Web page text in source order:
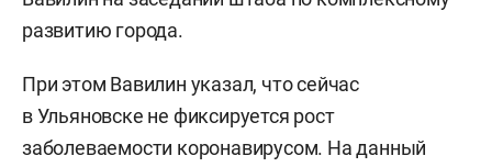
развитию города.
При этом Вавилин указал, что сейчас
в Ульяновске не фиксируется рост
заболеваемости коронавирусом. На данный